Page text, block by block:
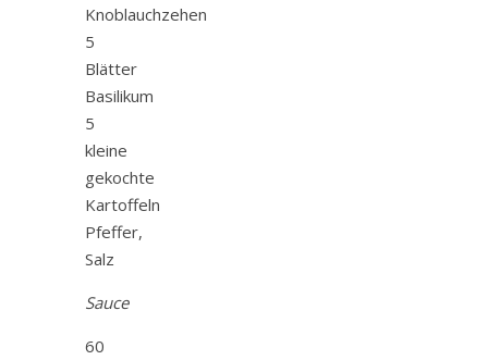
Knoblauchzehen
5
Blätter
Basilikum
5
kleine
gekochte
Kartoffeln
Pfeffer,
Salz
Sauce
60